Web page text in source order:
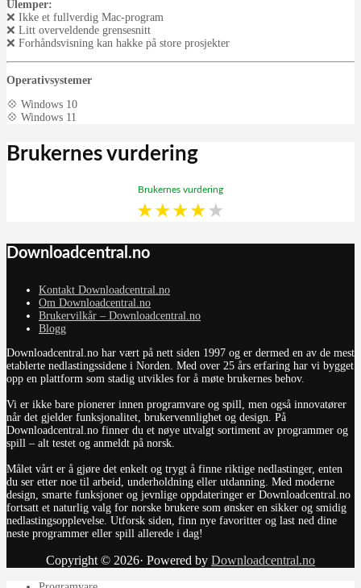
Ulemper:
❌ Ikke et fullverdig Mac-program
❌ Litt overveldende grensesnitt
❌ Forhåndsvisning kan hakke på store prosjekter
Operativsystemer
💠 Windows 10
💠 Windows 11
Brukernes vurdering
Brukernes vurdering
★★★★★
Downloadcentral.no
Kontakt Downloadcentral.no
Om Downloadcentral.no
Brukervilkår – Downloadcentral.no
Blogg
Downloadcentral.no har vært på nett siden 1997 og er dermed en av de mest
etablerte nedlastingssidene i Norden. Med over 25 års erfaring har vi bygget
opp en plattform som stadig utvikles for å møte brukernes behov.
Vi er ikke bare pionerer innen programvare og spill, men også innovatører
når det gjelder funksjonalitet, brukervennlighet og design. På
Downloadcentral.no finner du et nøye utvalgt sortiment av programmer og
spill – alt testet og anmeldt på norsk.
Målet vårt er å gjøre det enkelt og trygt å finne riktige nedlastinger, enten
du ser etter noe til arbeid, underholdning eller utdanning. Med moderne
design, smarte funksjoner og jevnlige oppdateringer er Downloadcentral.no
fortsatt et naturlig valg for norske brukere som ønsker en sikker og smidig
nedlastingsopplevelse. Utforsk siden, finn nye favoritter og last ned dine
neste programmer eller spill allerede i dag!
Copyright © 2026· Powered by Downloadcentral.no